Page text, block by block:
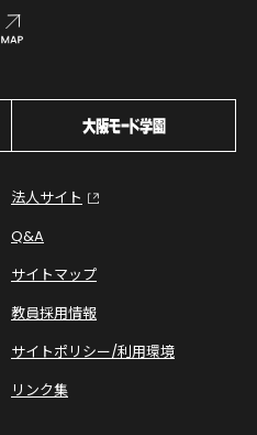
法人サイト
Q&A
サイトマップ
教員採用情報
サイトポリシー/利用環境
リンク集